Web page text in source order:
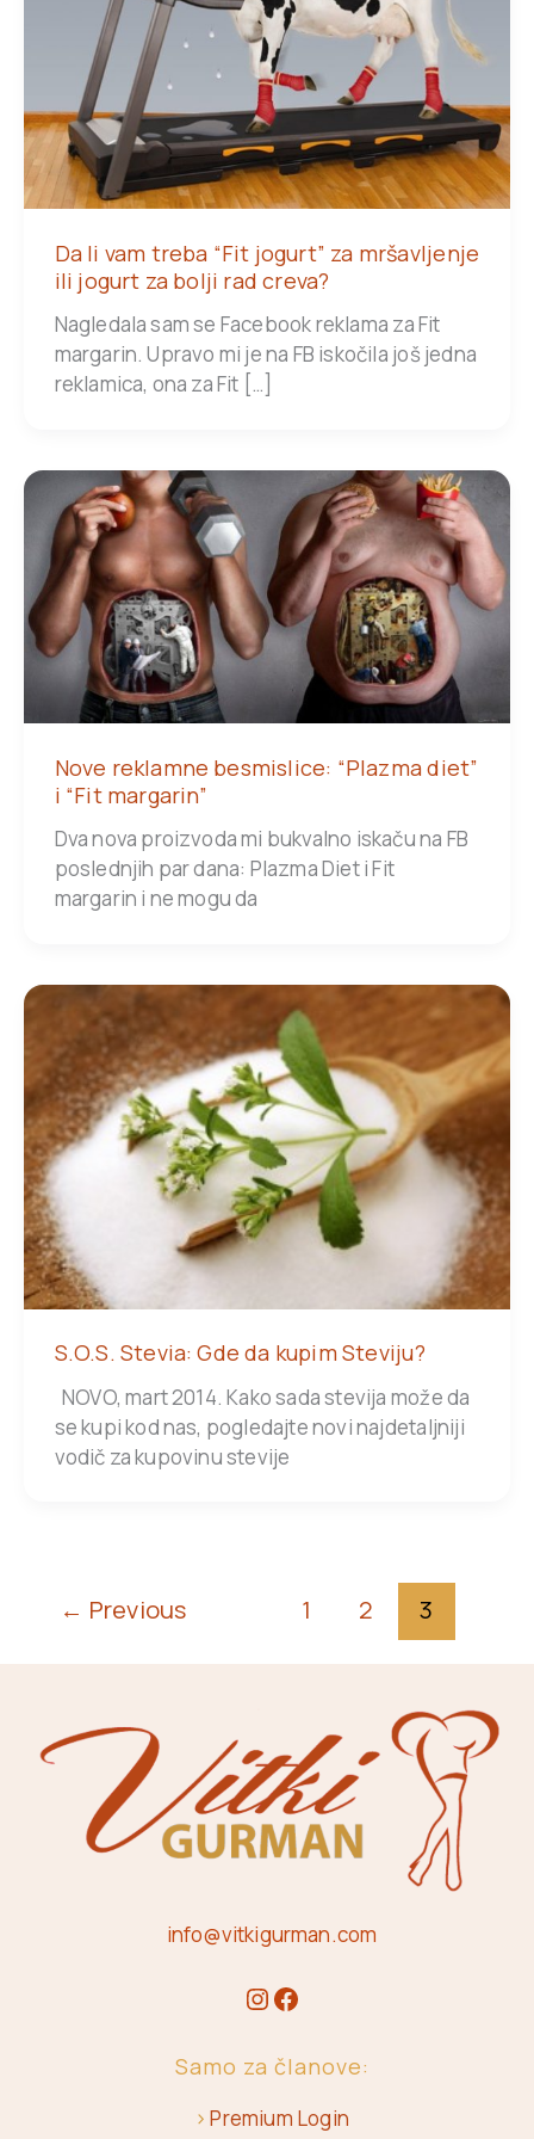
Da li vam treba “Fit jogurt” za mršavljenje
ili jogurt za bolji rad creva?
Nagledala sam se Facebook reklama za Fit
margarin. Upravo mi je na FB iskočila još jedna
reklamica, ona za Fit […]
Nove reklamne besmislice: “Plazma diet”
i “Fit margarin”
Dva nova proizvoda mi bukvalno iskaču na FB
poslednjih par dana: Plazma Diet i Fit
margarin i ne mogu da
S.O.S. Stevia: Gde da kupim Steviju?
NOVO, mart 2014. Kako sada stevija može da
se kupi kod nas, pogledajte novi najdetaljniji
vodič za kupovinu stevije
← Previous 1 2 3
info@vitkigurman.com
Samo za članove:
>Premium Login